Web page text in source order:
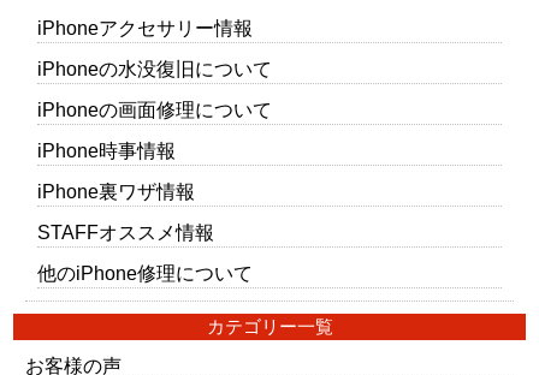
iPhoneアクセサリー情報
iPhoneの水没復旧について
iPhoneの画面修理について
iPhone時事情報
iPhone裏ワザ情報
STAFFオススメ情報
他のiPhone修理について
カテゴリー一覧
お客様の声